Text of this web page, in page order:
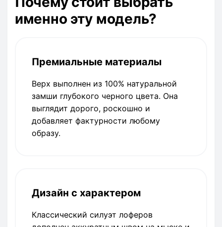
именно эту модель?
Премиальные материалы
Верх выполнен из 100% натуральной
замши глубокого черного цвета. Она
выглядит дорого, роскошно и
добавляет фактурности любому
образу.
Дизайн с характером
Классический силуэт лоферов